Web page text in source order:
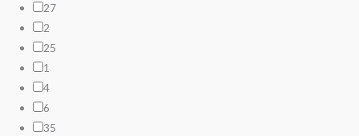
27
2
25
1
4
6
35